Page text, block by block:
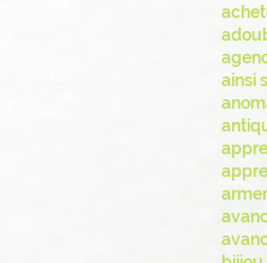
ainsi